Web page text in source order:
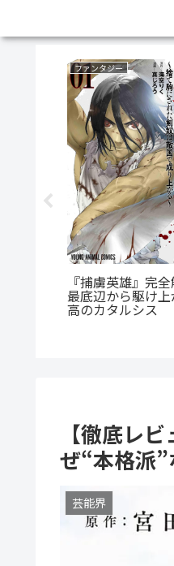
ファンタジー
『捕虜英雄』完全
最底辺から駆け
高のカタルシス
【徹底レ
ぜ“本格派
芸能界